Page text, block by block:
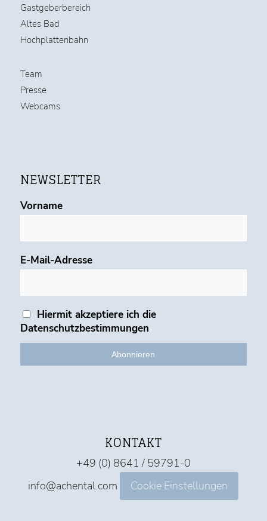
Gastgeberbereich
Altes Bad
Hochplattenbahn
Team
Presse
Webcams
NEWSLETTER
Vorname
E-Mail-Adresse
Hiermit akzeptiere ich die
Datenschutzbestimmungen
KONTAKT
+49 (0) 8641 / 59791-0
info@achental.com
Cookie Einstellungen